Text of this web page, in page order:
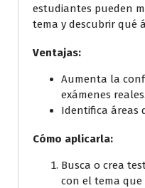
estudiantes pueden
tema y descubrir qué
Ventajas:
Aumenta la
exámenes reales.
Identifica áreas
Cómo aplicarla:
Busca o crea
con el tema que